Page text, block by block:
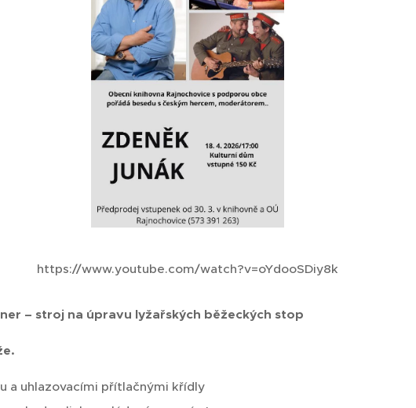
https://www.youtube.com/watch?v=oYdooSDiy8k
– stroj na úpravu lyžařských běžeckých stop
a uhlazovacími přítlačnými křídly